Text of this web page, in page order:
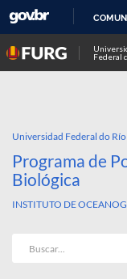
Federal
Universidad Federal do
Programa de
Biológica
INSTITUTO DE